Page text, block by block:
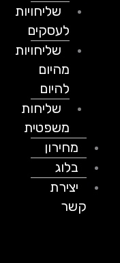
שליחויות
לעסקים
שליחויות
מהיום
להיום
שליחות
משפטית
מחירון
בלוג
יצירת
קשר